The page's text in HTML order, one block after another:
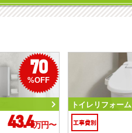
70
%OFF
43.4万円〜
トイレリフォーム
工事費別